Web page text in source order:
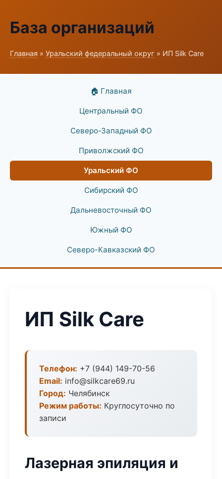
База организаций
Главная » Уральский федеральный округ » ИП Silk Care
🏠 Главная
Центральный ФО
Северо-Западный ФО
Приволжский ФО
Уральский ФО
Сибирский ФО
Дальневосточный ФО
Южный ФО
Северо-Кавказский ФО
ИП Silk Care
Телефон: +7 (944) 149-70-56
Email: info@silkcare69.ru
Город: Челябинск
Режим работы: Круглосуточно по
записи
Лазерная эпиляция и